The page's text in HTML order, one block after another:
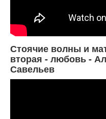
Стоячие волны и
вторая - любовь -
Савельев